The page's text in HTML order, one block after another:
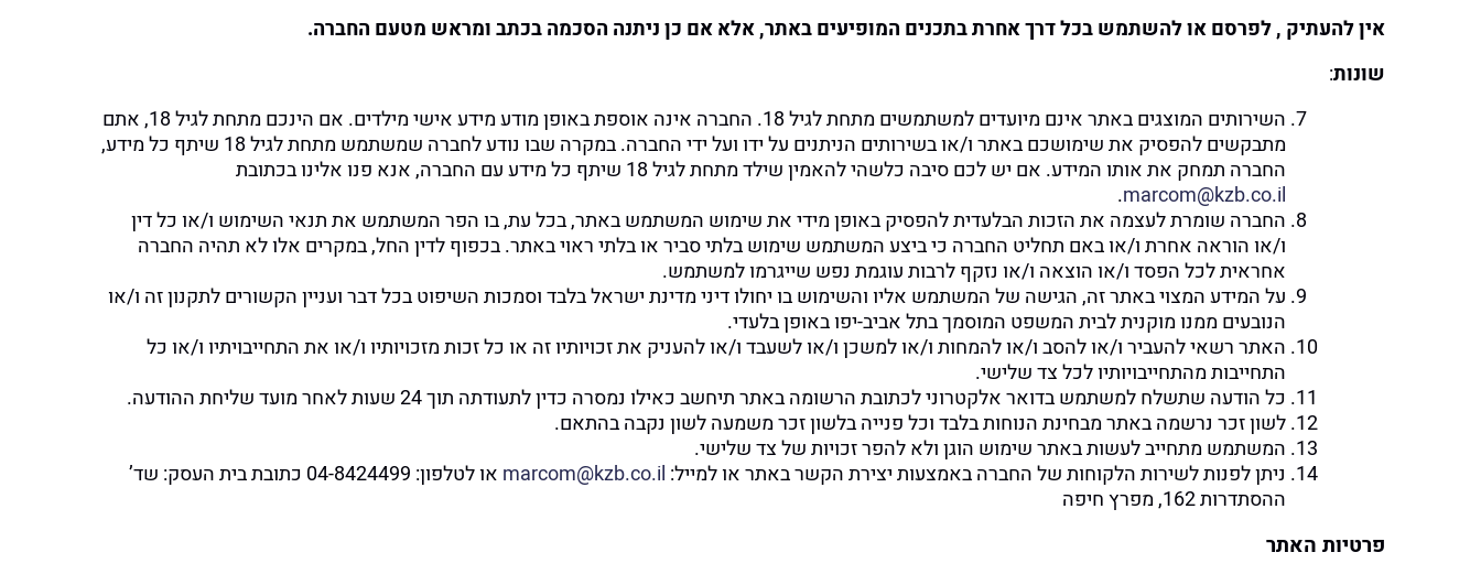
אין להעתיק , לפרסם או להשתמש בכל דרך אחרת בתכנים המופיעים באתר, אלא אם כן ניתנה הסכמה בכתב ומראש מטעם החברה.
שונות:
השירותים המוצגים באתר אינם מיועדים למשתמשים מתחת לגיל 18. החברה אינה אוספת באופן מודע מידע אישי מילדים. אם הינכם מתחת לגיל 18, אתם
מתבקשים להפסיק את שימושכם באתר ו/או בשירותים הניתנים על ידו ועל ידי החברה. במקרה שבו נודע לחברה שמשתמש מתחת לגיל 18 שיתף כל מידע,
החברה תמחק את אותו המידע. אם יש לכם סיבה כלשהי להאמין שילד מתחת לגיל 18 שיתף כל מידע עם החברה, אנא פנו אלינו בכתובת
marcom@kzb.co.il
.
החברה שומרת לעצמה את הזכות הבלעדית להפסיק באופן מידי את שימוש המשתמש באתר, בכל עת, בו הפר המשתמש את תנאי השימוש ו/או כל דין
ו/או הוראה אחרת ו/או באם תחליט החברה כי ביצע המשתמש שימוש בלתי סביר או בלתי ראוי באתר. בכפוף לדין החל, במקרים אלו לא תהיה החברה
אחראית לכל הפסד ו/או הוצאה ו/או נזקף לרבות עוגמת נפש שייגרמו למשתמש.
על המידע המצוי באתר זה, הגישה של המשתמש אליו והשימוש בו יחולו דיני מדינת ישראל בלבד וסמכות השיפוט בכל דבר ועניין הקשורים לתקנון זה ו/או
הנובעים ממנו מוקנית לבית המשפט המוסמך בתל אביב-יפו באופן בלעדי.
האתר רשאי להעביר ו/או להסב ו/או להמחות ו/או למשכן ו/או לשעבד ו/או להעניק את זכויותיו זה או כל זכות מזכויותיו ו/או את התחייבויתיו ו/או כל
התחייבות מהתחייבויותיו לכל צד שלישי.
כל הודעה שתשלח למשתמש בדואר אלקטרוני לכתובת הרשומה באתר תיחשב כאילו נמסרה כדין לתעודתה תוך 24 שעות לאחר מועד שליחת ההודעה.
לשון זכר נרשמה באתר מבחינת הנוחות בלבד וכל פנייה בלשון זכר משמעה לשון נקבה בהתאם.
המשתמש מתחייב לעשות באתר שימוש הוגן ולא להפר זכויות של צד שלישי.
ניתן לפנות לשירות הלקוחות של החברה באמצעות יצירת הקשר באתר או למייל: marcom@kzb.co.il
או לטלפון: 04-8424499 כתובת בית העסק: שד’
ההסתדרות 162, מפרץ חיפה
פרטיות האתר